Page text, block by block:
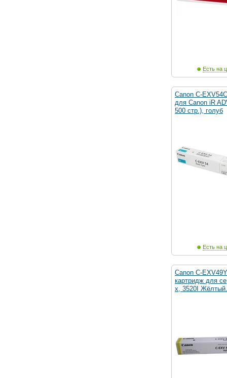
Есть на
Canon C-
для Canon iR
500 стр.), голуб
Есть на
Canon C-
картридж для
x, 3520I